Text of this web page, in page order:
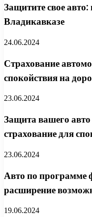
Защитите свое авто:
Владикавказе
24.06.2024
Страхование
спокойствия на
23.06.2024
Защита вашего
страхование для
23.06.2024
Авто по программе
расширение
19.06.2024